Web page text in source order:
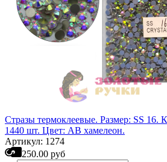
Стразы термоклеевые. Размер: SS 16.
1440 шт. Цвет: АВ хамелеон.
Артикул: 1274
250.00 руб